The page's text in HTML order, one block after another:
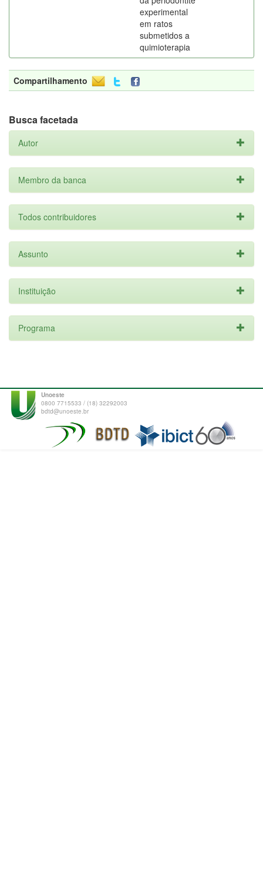
experimental
em ratos
submetidos a
quimioterapia
Compartilhamento
Busca facetada
Autor
Membro da banca
Todos contribuidores
Assunto
Instituição
Programa
Unoeste
0800 7715533 / (18) 32292003
bdtd@unoeste.br